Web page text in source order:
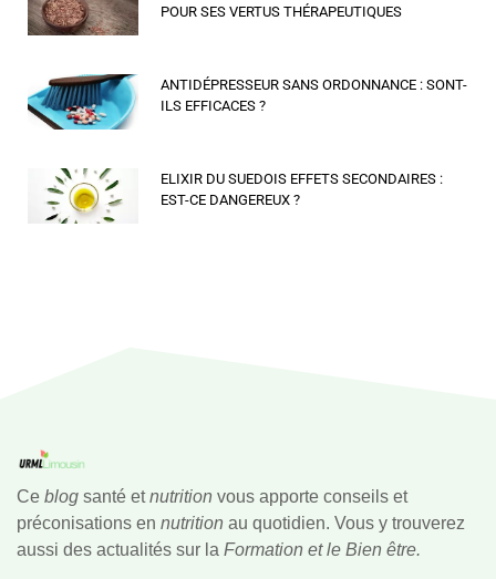
POUR SES VERTUS THÉRAPEUTIQUES
ANTIDÉPRESSEUR SANS ORDONNANCE : SONT-
ILS EFFICACES ?
ELIXIR DU SUEDOIS EFFETS SECONDAIRES :
EST-CE DANGEREUX ?
Ce blog santé etnutrition vous apporte conseils et
préconisations en nutrition au quotidien. Vous y trouverez
aussi des actualités sur la Formation et le Bien être.